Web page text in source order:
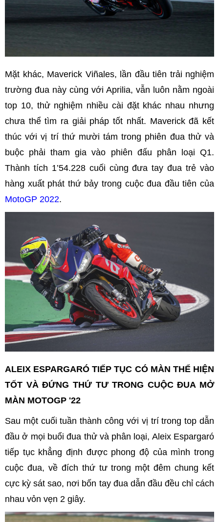
Mặt khác, Maverick Viñales, lần đầu tiên trải nghiệm
trường đua này cùng với Aprilia, vẫn luôn nằm ngoài
top 10, thử nghiệm nhiều cài đặt khác nhau nhưng
chưa thể tìm ra giải pháp tốt nhất. Maverick đã kết
thúc với vị trí thứ mười tám trong phiên đua thử và
buộc phải tham gia vào phiên đấu phân loại Q1.
Thành tích 1’54.228 cuối cùng đưa tay đua trẻ vào
hàng xuất phát thứ bảy trong cuộc đua đầu tiên của
MotoGP 2022.
ALEIX ESPARGARÓ TIẾP TỤC CÓ MÀN THỂ HIỆN
TỐT VÀ ĐỨNG THỨ TƯ TRONG CUỘC ĐUA MỞ
MÀN MOTOGP '22
Sau một cuối tuần thành công với vị trí trong top dẫn
đầu ở mọi buổi đua thử và phân loại, Aleix Espargaró
tiếp tục khẳng định được phong độ của mình trong
cuộc đua, về đích thứ tư trong một đêm chung kết
cực kỳ sát sao, nơi bốn tay đua dẫn đầu đều chỉ cách
nhau vỏn vẹn 2 giây.